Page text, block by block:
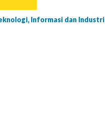
Informasi dan Industri